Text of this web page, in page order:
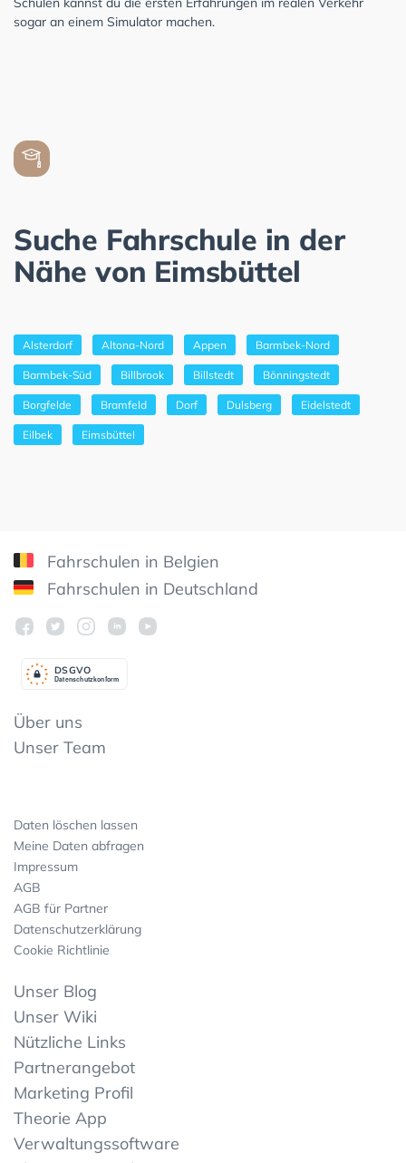
sogar an einem Simulator machen.
Suche Fahrschule in der
Nähe von Eimsbüttel
Alsterdorf Altona-Nord Appen Barmbek-Nord
Barmbek-Süd Billbrook Billstedt Bönningstedt
Borgfelde Bramfeld Dorf Dulsberg Eidelstedt
Eilbek Eimsbüttel
Fahrschulen in Belgien
Fahrschulen in Deutschland
Datenschutzkonform
DSGVO
Über uns
Unser Team
Daten löschen lassen
Meine Daten abfragen
Impressum
AGB
AGB für Partner
Datenschutzerklärung
Cookie Richtlinie
Unser Blog
Unser Wiki
Nützliche Links
Partnerangebot
Marketing Profil
Theorie App
Verwaltungssoftware